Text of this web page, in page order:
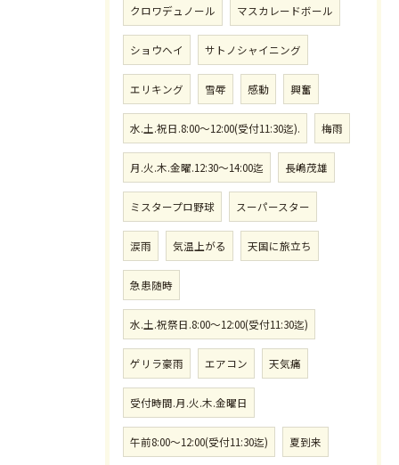
クロワデュノール マスカレードボール
ショウヘイ サトノシャイニング
エリキング 雪辱 感動 興奮
水.土.祝日.8:00〜12:00(受付11:30迄). 梅雨
月.火.木.金曜.12:30〜14:00迄 長嶋茂雄
ミスタープロ野球 スーパースター
涙雨 気温上がる 天国に旅立ち
急患随時
水.土.祝祭日.8:00〜12:00(受付11:30迄)
ゲリラ豪雨 エアコン 天気痛
受付時間.月.火.木.金曜日
午前8:00〜12:00(受付11:30迄) 夏到来